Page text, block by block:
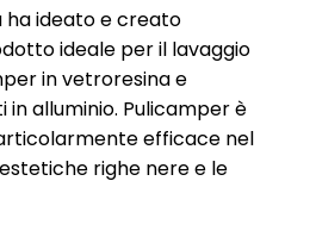
ha ideato e creato
ideale per il lavaggio
in vetroresina e
alluminio. Pulicamper è
efficace nel
righe nere e le